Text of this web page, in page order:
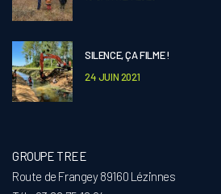
SILENCE, ÇA FILME !
24 JUIN 2021
GROUPE TREE
Route de Frangey 89160 Lézinnes